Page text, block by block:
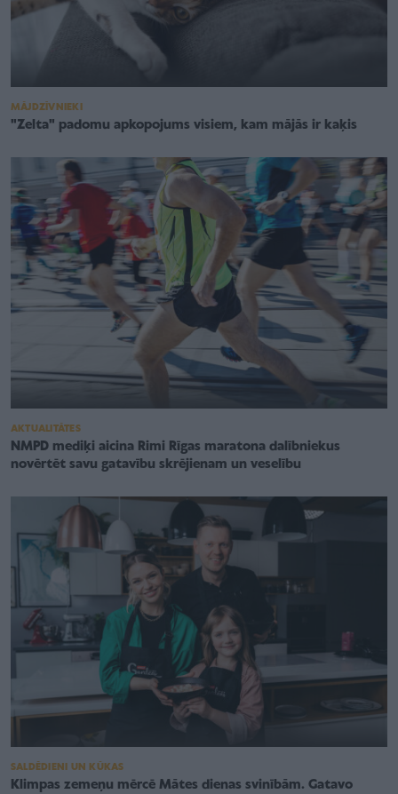
MĀJDZĪVNIEKI
"Zelta" padomu apkopojums visiem, kam mājās ir kaķis
AKTUALITĀTES
NMPD mediķi aicina Rimi Rīgas maratona dalībniekus
novērtēt savu gatavību skrējienam un veselību
SALDĒDIENI UN KŪKAS
Klimpas zemeņu mērcē Mātes dienas svinībām. Gatavo